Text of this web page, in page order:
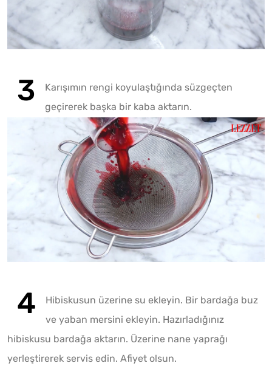
Play Mute
Play
Karışımın rengi koyulaştığında süzgeçten
geçirerek başka bir kaba aktarın.
Hibiskusun üzerine su ekleyin. Bir bardağa buz
ve yaban mersini ekleyin. Hazırladığınız
hibiskusu bardağa aktarın. Üzerine nane yaprağı
yerleştirerek servis edin. Afiyet olsun.